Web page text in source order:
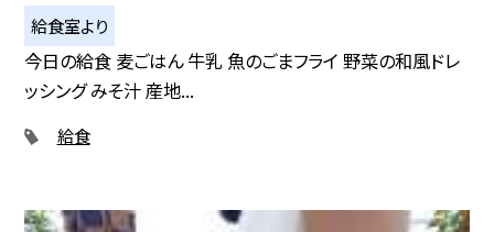
給食室より
今日の給食 麦ごはん 牛乳 魚のごまフライ 野菜の和風ドレ
ッシング みそ汁 産地...
給食